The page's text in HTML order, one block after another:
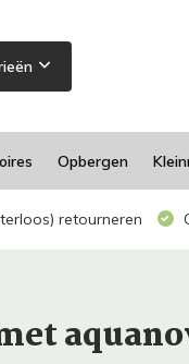
Opbergen
retourneren